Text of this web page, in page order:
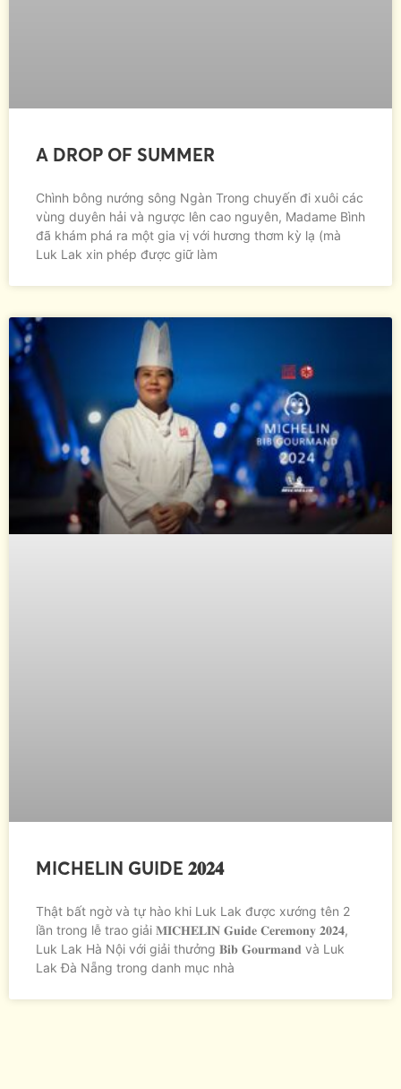
A DROP OF SUMMER
Chình bông nướng sông Ngàn Trong chuyến đi xuôi các
vùng duyên hải và ngược lên cao nguyên, Madame Bình
đã khám phá ra một gia vị với hương thơm kỳ lạ (mà
Luk Lak xin phép được giữ làm
MICHELIN GUIDE 𝟐𝟎𝟐𝟒
Thật bất ngờ và tự hào khi Luk Lak được xướng tên 2
lần trong lễ trao giải 𝐌𝐈𝐂𝐇𝐄𝐋𝐈𝐍 𝐆𝐮𝐢𝐝𝐞 𝐂𝐞𝐫𝐞𝐦𝐨𝐧𝐲 𝟐𝟎𝟐𝟒,
Luk Lak Hà Nội với giải thưởng 𝐁𝐢𝐛 𝐆𝐨𝐮𝐫𝐦𝐚𝐧𝐝 và Luk
Lak Đà Nẵng trong danh mục nhà